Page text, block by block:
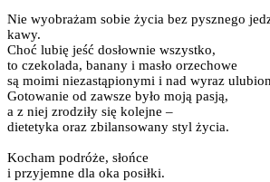
Nie wyobrażam sobie życia bez pysznego
kawy.
Choć lubię jeść dosłownie wszystko,
to czekolada, banany i masło orzechowe
są moimi niezastąpionymi i nad wyraz
Gotowanie od zawsze było moją pasją,
a z niej zrodziły się kolejne –
dietetyka oraz zbilansowany styl życia.
Kocham podróże, słońce
i przyjemne dla oka posiłki.